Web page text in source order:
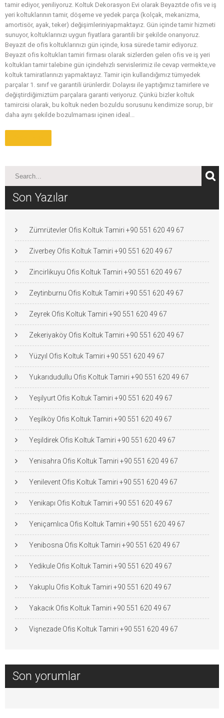
tamir ediyor, yeniliyoruz. Koltuk Dekorasyon Evi olarak Beyazıtde ofis ve iş
yeri koltuklarının tamir, döşeme ve yedek parça (kolçak, mekanizma,
amortisör, ayak, teker) değişimleriniyapmaktayız. Gün içinde tamir hizmeti
sunuyor, koltuklarınızı uygun fiyatlara garantili bir şekilde onarıyoruz.
Beyazıt de ofis koltuklarınızı gün içinde, kısa sürede tamir ediyoruz.
Beyazıt ofis koltukları tamiri firması olarak sizlerden gelen ofis ve iş yeri
koltukları tamir talebine gün içindehızlı servislerimiz ile cevap vermekte,ve
koltuk tamiratlarınızı yapmaktayız. Tamir için kullandığımız tümyedek
parçalar 1. sınıf ve garantili ürünlerdir. Dolayısı ile yaptığımız tamirlere ve
değiştirdiğimiztüm parçalara garanti veriyoruz. Çünkü bizler koltuk
tamircisi olarak, bu koltuk neden bozuldu sorusunu kendimize sorup, bir
daha aynı şekilde bozulmaması içinen ideal...
Son Yazılar
Zümrütevler Ofis Koltuk Tamiri +90 551 620 49 67
Ziverbey Ofis Koltuk Tamiri +90 551 620 49 67
Zincirlikuyu Ofis Koltuk Tamiri +90 551 620 49 67
Zeytinburnu Ofis Koltuk Tamiri +90 551 620 49 67
Zeyrek Ofis Koltuk Tamiri +90 551 620 49 67
Zekeriyaköy Ofis Koltuk Tamiri +90 551 620 49 67
Yüzyıl Ofis Koltuk Tamiri +90 551 620 49 67
Yukarıdudullu Ofis Koltuk Tamiri +90 551 620 49 67
Yeşilyurt Ofis Koltuk Tamiri +90 551 620 49 67
Yeşilköy Ofis Koltuk Tamiri +90 551 620 49 67
Yeşildirek Ofis Koltuk Tamiri +90 551 620 49 67
Yenisahra Ofis Koltuk Tamiri +90 551 620 49 67
Yenilevent Ofis Koltuk Tamiri +90 551 620 49 67
Yenikapı Ofis Koltuk Tamiri +90 551 620 49 67
Yeniçamlıca Ofis Koltuk Tamiri +90 551 620 49 67
Yenibosna Ofis Koltuk Tamiri +90 551 620 49 67
Yedikule Ofis Koltuk Tamiri +90 551 620 49 67
Yakuplu Ofis Koltuk Tamiri +90 551 620 49 67
Yakacık Ofis Koltuk Tamiri +90 551 620 49 67
Vişnezade Ofis Koltuk Tamiri +90 551 620 49 67
Son yorumlar